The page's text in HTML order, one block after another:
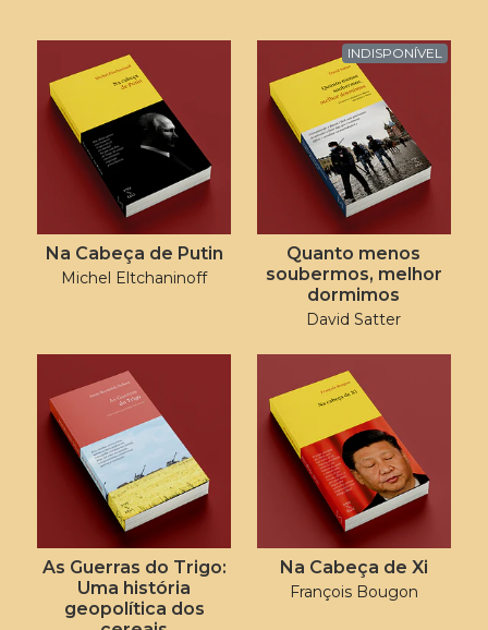
Na Cabeça de Putin
Michel Eltchaninoff
INDISPONÍVEL
Quanto menos
soubermos, melhor
dormimos
David Satter
As Guerras do Trigo:
Uma história
geopolítica dos
Na Cabeça de Xi
François Bougon